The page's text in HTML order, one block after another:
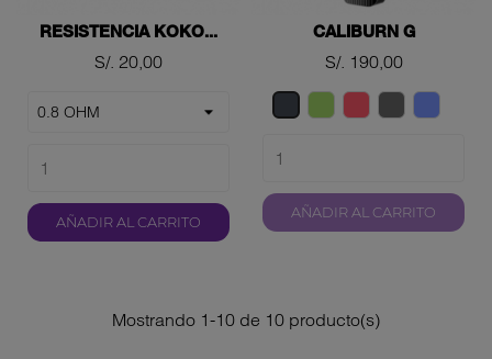
RESISTENCIA KOKO...
Precio
S/. 20,00
AÑADIR AL CARRITO
CALIBURN G
Precio
S/. 190,00
NegroVerdeRojo Gray Azul
AÑADIR AL CARRITO
Mostrando 1-10 de 10 producto(s)